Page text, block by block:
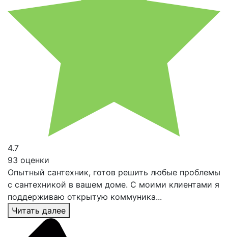
4.7
93 оценки
Опытный сантехник, готов решить любые проблемы
с сантехникой в вашем доме. С моими клиентами я
поддерживаю открытую коммуника...
Читать далее